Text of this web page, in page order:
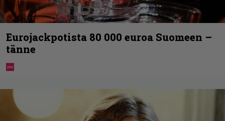
Eurojackpotista 80 000 euroa Suomeen –
tänne